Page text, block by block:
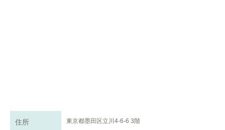
住所 東京都墨田区立川4-6-6 3階